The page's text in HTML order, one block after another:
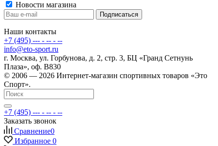
Новости магазина
Наши контакты
+7 (495) --- - -- - --
info@eto-sport.ru
г. Москва, ул. Горбунова, д. 2, стр. 3, БЦ «Гранд Сетнунь
Плаза», оф. В830
© 2006 — 2026 Интернет-магазин спортивных товаров «Это
Спорт».
+7 (495) --- - -- - --
Заказать звонок
Сравнение0
Избранное 0